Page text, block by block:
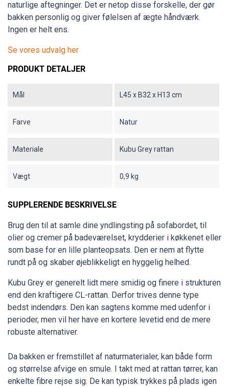
naturlige aftegninger. Det er netop disse forskelle, der gør
bakken personlig og giver følelsen af ægte håndværk.
Ingen er helt ens.
Se vores udvalg her
PRODUKT DETALJER
Mål L45 x B32 x H13 cm
Farve Natur
Materiale Kubu Grey rattan
Vægt 0,9 kg
SUPPLERENDE BESKRIVELSE
Brug den til at samle dine yndlingsting på sofabordet, til
olier og cremer på badeværelset, krydderier i køkkenet eller
som base for en lille planteopsats. Den er nem at flytte
rundt på og skaber øjeblikkeligt en hyggelig helhed.
Kubu Grey er generelt lidt mere smidig og finere i strukturen
end den kraftigere CL-rattan. Derfor trives denne type
bedst indendørs. Den kan sagtens komme med udenfor i
perioder, men vil her have en kortere levetid end de mere
robuste alternativer.
Da bakken er fremstillet af naturmaterialer, kan både form
og størrelse afvige en smule. I takt med at rattan tørrer, kan
enkelte fibre rejse sig. De kan typisk trykkes på plads igen